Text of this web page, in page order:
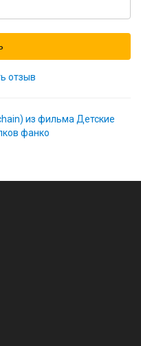
отзыв
из фильма Детские
фанко